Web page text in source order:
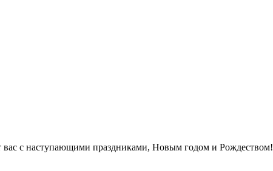
с наступающими праздниками, Новым годом и Рождеством!